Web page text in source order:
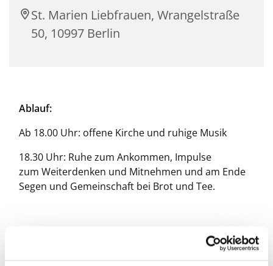
St. Marien Liebfrauen, Wrangelstraße
50, 10997 Berlin
Ablauf:
Ab 18.00 Uhr: offene Kirche und ruhige Musik
18.30 Uhr: Ruhe zum Ankommen, Impulse
zum Weiterdenken und Mitnehmen und am Ende
Segen und Gemeinschaft bei Brot und Tee.